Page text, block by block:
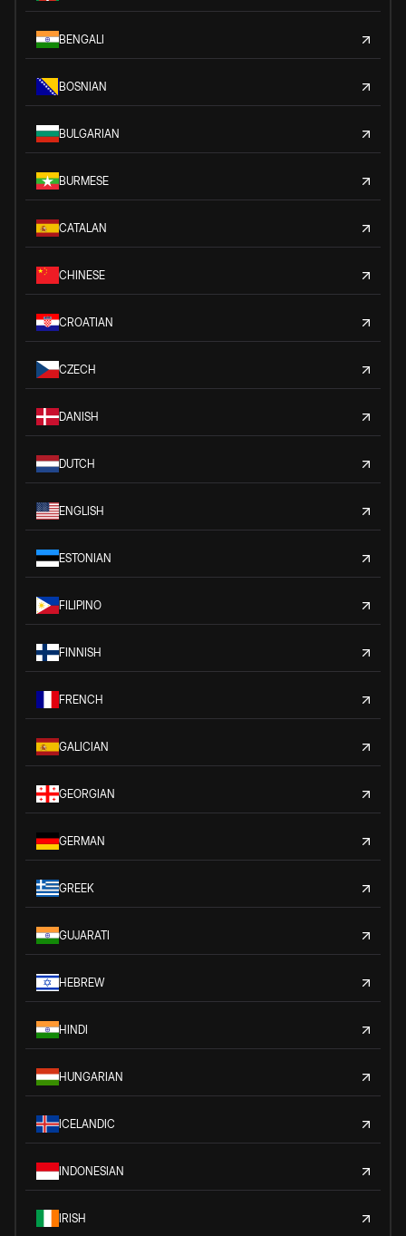
BENGALI
BOSNIAN
BULGARIAN
BURMESE
CATALAN
CHINESE
CROATIAN
CZECH
DANISH
DUTCH
ENGLISH
ESTONIAN
FILIPINO
FINNISH
FRENCH
GALICIAN
GEORGIAN
GERMAN
GREEK
GUJARATI
HEBREW
HINDI
HUNGARIAN
ICELANDIC
INDONESIAN
IRISH